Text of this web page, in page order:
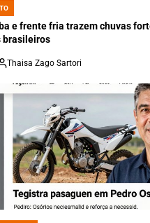
e frente fria trazem chuvas
brasileiros
Thaisa Zago Sartori